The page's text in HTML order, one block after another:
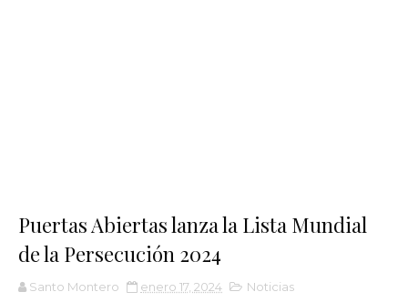
Puertas Abiertas lanza la Lista Mundial
de la Persecución 2024
Santo Montero enero 17, 2024 Noticias